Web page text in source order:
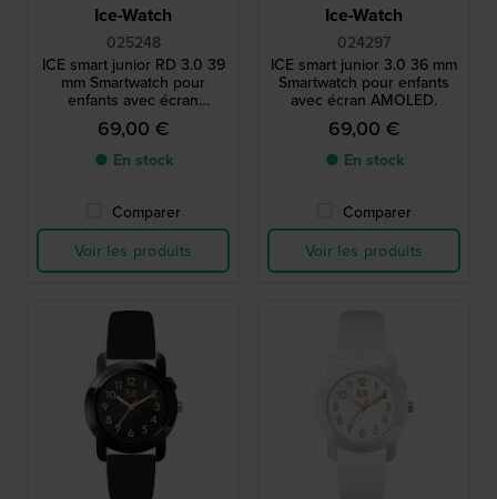
Ice-Watch
025248
ICE smart junior RD 3.0 39
mm Smartwatch pour
enfants avec écran
AMOLED.
69,00 €
● En stock
Comparer
Voir les produits
Ice-Watch
024297
ICE smart junior 3.0 36 mm
Smartwatch pour enfants
avec écran AMOLED.
69,00 €
● En stock
Comparer
Voir les produits